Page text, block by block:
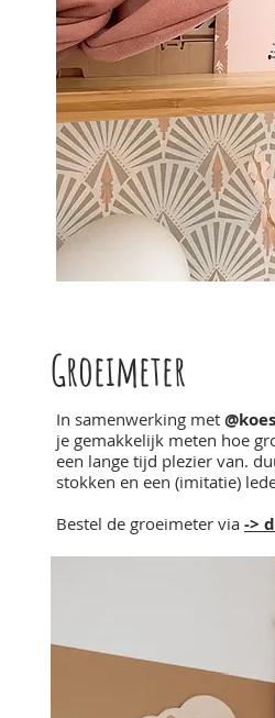
Groeimeter
In samenwerking met
je gemakkelijk meten hoe
een lange tijd plezier van.
stokken en een (imitatie)
Bestel de groeimeter via ->